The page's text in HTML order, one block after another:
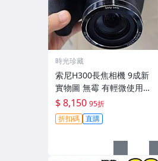
時光珍藏
索尼H300長焦相機 9成新
實物圖 無霉 有輕微使用痕
跡 機身鏡頭原裝 無拆修無
翻新-3430
$ 8,150 95折
折扣碼 直購